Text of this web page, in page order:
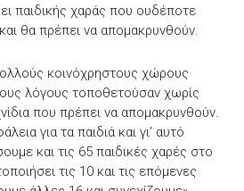
παιδικής χαράς που ουδέποτε
θα πρέπει να απομακρυνθούν.
κοινόχρηστους χώρους
λόγους τοποθετούσαν χωρίς
που πρέπει να απομακρυνθούν.
για τα παιδιά και γι’ αυτό
και τις 65 παιδικές χαρές στο
τις 10 και τις επόμενες